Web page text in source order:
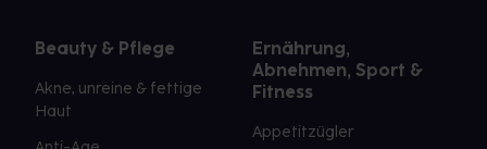
Beauty & Pflege
Akne, unreine & fettige
Haut
Ernährung,
Abnehmen, Sport &
Fitness
Appetitzügler